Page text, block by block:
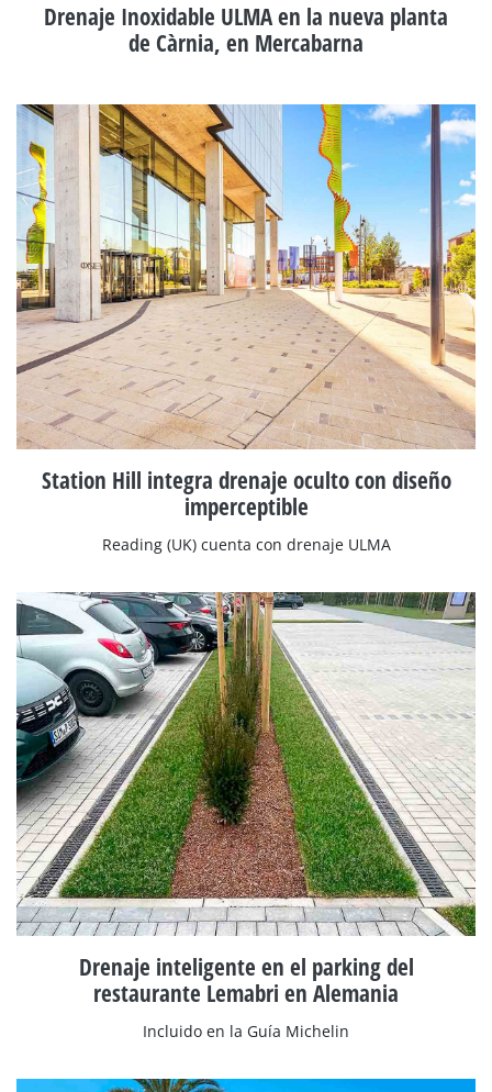
Drenaje Inoxidable ULMA en la nueva planta
de Càrnia, en Mercabarna
Station Hill integra drenaje oculto con diseño
imperceptible
Reading (UK) cuenta con drenaje ULMA
Drenaje inteligente en el parking del
restaurante Lemabri en Alemania
Incluido en la Guía Michelin